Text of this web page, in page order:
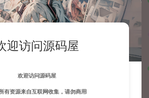
迎访问源码屋
欢迎访问源码屋
有资源来自互联网收集，请勿商用